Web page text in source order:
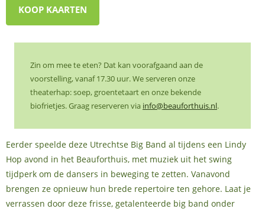
KOOP KAARTEN
Zin om mee te eten? Dat kan voorafgaand aan de
voorstelling, vanaf 17.30 uur. We serveren onze
theaterhap: soep, groentetaart en onze bekende
biofrietjes. Graag reserveren via info@beauforthuis.nl.
Eerder speelde deze Utrechtse Big Band al tijdens een Lindy
Hop avond in het Beauforthuis, met muziek uit het swing
tijdperk om de dansers in beweging te zetten. Vanavond
brengen ze opnieuw hun brede repertoire ten gehore. Laat je
verrassen door deze frisse, getalenteerde big band onder